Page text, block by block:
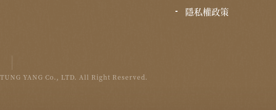
隱私權政策
YANG Co., LTD. All Right Reserved.